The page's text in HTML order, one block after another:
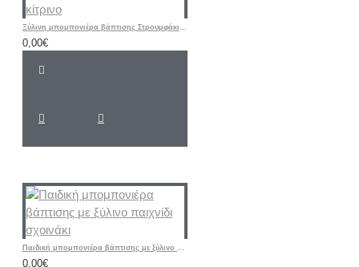
Ξύλινη μπομπονιέρα βάπτισης Στρουμφάκι σιελ - κίτρινο
0,00€
Παιδική μπομπονιέρα βάπτισης με ξύλινο παιχνίδι σχοινάκι
0,00€